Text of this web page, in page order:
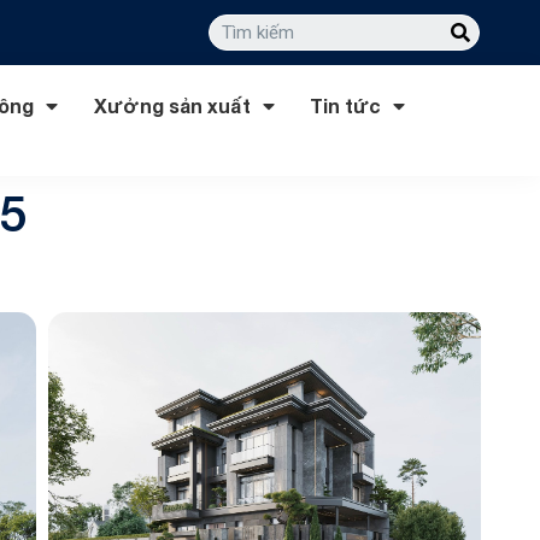
Xưởng sản xuất
Tin tức